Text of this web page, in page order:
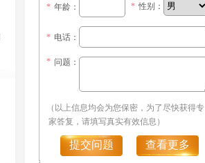
* 年龄： * 性别：
* 电话：
* 问题：
（以上信息均会为您保密，为了尽快获得专
家答复，请填写真实有效信息）
提交问题 查看更多